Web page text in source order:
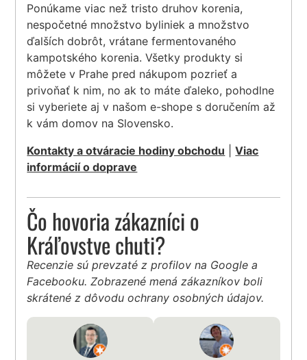
Ponúkame viac než tristo druhov korenia,
nespočetné množstvo byliniek a množstvo
ďalších dobrôt, vrátane fermentovaného
kampotského korenia. Všetky produkty si
môžete v Prahe pred nákupom pozrieť a
privoňať k nim, no ak to máte ďaleko, pohodlne
si vyberiete aj v našom e-shope s doručením až
k vám domov na Slovensko.
Kontakty a otváracie hodiny obchodu |Viac
informácií o doprave
Čo hovoria zákazníci o
Kráľovstve chuti?
Recenzie sú prevzaté z profilov na Google a
Facebooku. Zobrazené mená zákazníkov boli
skrátené z dôvodu ochrany osobných údajov.